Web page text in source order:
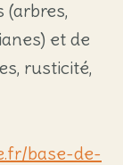
et de
rusticité,
base-de-